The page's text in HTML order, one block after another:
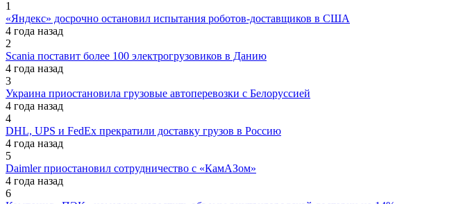
1
«Яндекс» досрочно остановил испытания роботов-доставщиков в США
4 года назад
2
Scania поставит более 100 электрогрузовиков в Данию
4 года назад
3
Украина приостановила грузовые автоперевозки с Белоруссией
4 года назад
4
DHL, UPS и FedEx прекратили доставку грузов в Россию
4 года назад
5
Daimler приостановил сотрудничество с «КамАЗом»
4 года назад
6